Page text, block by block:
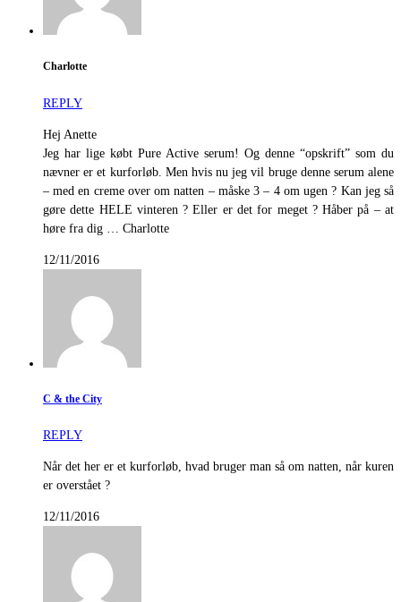
Charlotte
REPLY
Hej Anette
Jeg har lige købt Pure Active serum! Og denne “opskrift” som du
nævner er et kurforløb. Men hvis nu jeg vil bruge denne serum alene
– med en creme over om natten – måske 3 – 4 om ugen ? Kan jeg så
gøre dette HELE vinteren ? Eller er det for meget ? Håber på – at
høre fra dig … Charlotte
12/11/2016
C & the City
REPLY
Når det her er et kurforløb, hvad bruger man så om natten, når kuren
er overstået ?
12/11/2016